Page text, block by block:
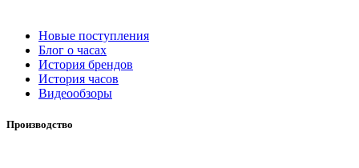
Новые поступления
Блог о часах
История брендов
История часов
Видеообзоры
Производство